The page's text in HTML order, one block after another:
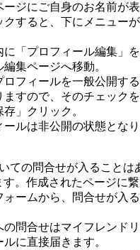
ージにご自身のお名前が
クすると、下にメニュー
に「プロフィール編集」
集ページへ移動。
ロフィールを一般公開す
ますので、そのチェック
」クリック。
ールは非公開の状態とな
ての問合せが入ることは
す。作成されたページに
ォームから、問合せが入
の問合せはマイフレンド
に直接届きます。